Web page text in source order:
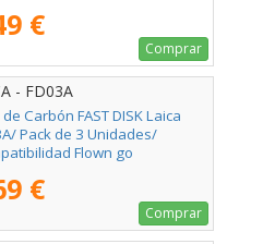
€
Comprar
- FD03A
Carbón FAST DISK Laica
Pack de 3 Unidades/
Flown go
€
Comprar